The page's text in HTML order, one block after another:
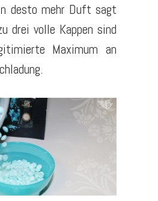
desto mehr Duft sagt
drei volle Kappen sind
Maximum an